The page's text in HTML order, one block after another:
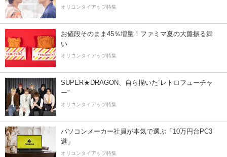
オリコンタイアップ特集
お値段そのまま45％増量！ファミマ夏の大盤振る舞
い
オリコンタイアップ特集
SUPER★DRAGON、自ら描いた”レトロフューチャ
ー”
オリコンタイアップ特集
パソコンメーカー社員が本気で選ぶ「10万円台PC3
選」
オリコンタイアップ特集